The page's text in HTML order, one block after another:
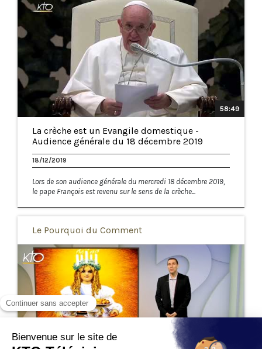
58:49
La crèche est un Evangile domestique -
Audience générale du 18 décembre 2019
18/12/2019
Lors de son audience générale du mercredi 18 décembre 2019,
le pape François est revenu sur le sens de la crèche...
Le Pourquoi du Comment